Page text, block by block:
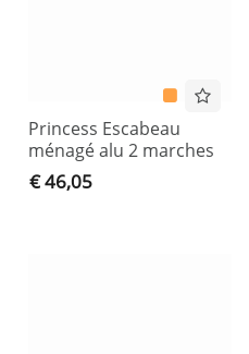
Princess Escabeau
ménagé alu 2 marches
€ 46,05